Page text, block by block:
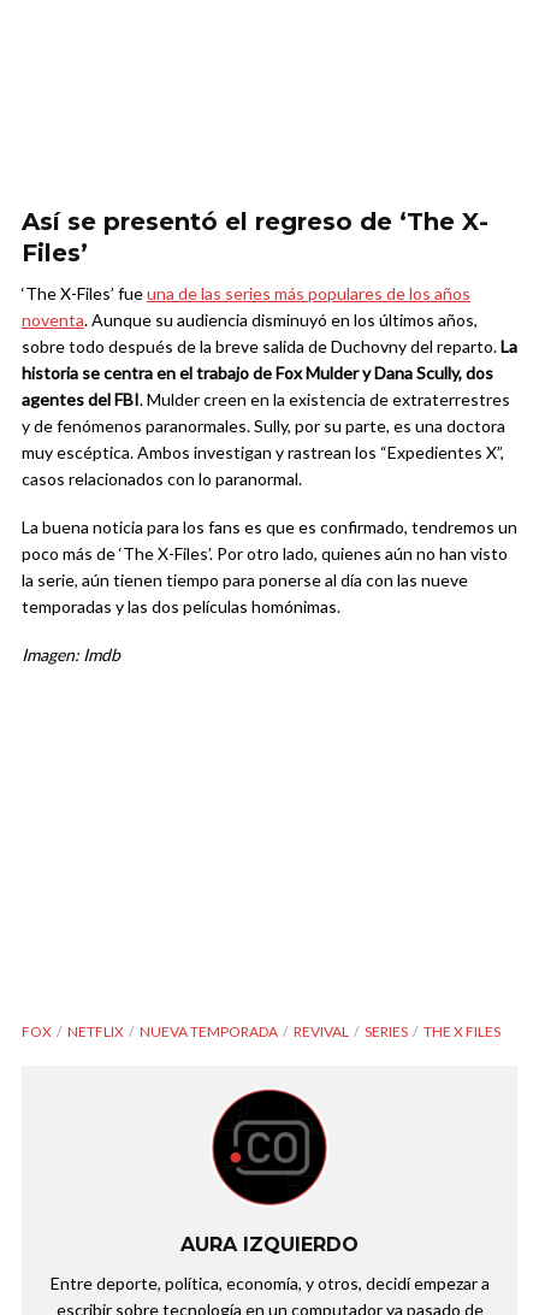
Así se presentó el regreso de ‘The X-
Files’
‘The X-Files’ fueuna de las series más populares de los años
noventa. Aunque su audiencia disminuyó en los últimos años,
sobre todo después de la breve salida de Duchovny del reparto.La
historia se centra en el trabajo de Fox Mulder y Dana Scully, dos
agentes del FBI. Mulder creen en la existencia de extraterrestres
y de fenómenos paranormales. Sully, por su parte, es una doctora
muy escéptica. Ambos investigan y rastrean los “Expedientes X”,
casos relacionados con lo paranormal.
La buena noticia para los fans es que es confirmado, tendremos un
poco más de ‘The X-Files’. Por otro lado, quienes aún no han visto
la serie, aún tienen tiempo para ponerse al día con las nueve
temporadas y las dos películas homónimas.
Imagen: Imdb
FOX NETFLIX NUEVA TEMPORADA REVIVAL SERIES THE X FILES
AURA IZQUIERDO
Entre deporte, política, economía, y otros, decidí empezar a
escribir sobre tecnología en un computador ya pasado de